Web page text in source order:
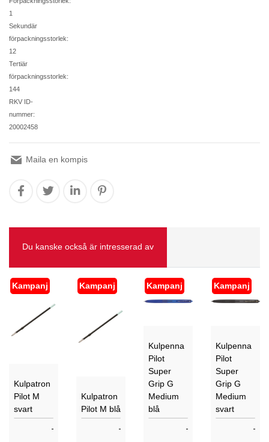
1
Sekundär
förpackningsstorlek:
12
Tertiär
förpackningsstorlek:
144
RKV ID-
nummer:
20002458
Maila en kompis
Du kanske också är intresserad av
Kampanj
Kulpatron
Pilot M
svart
Kampanj
Kulpatron
Pilot M blå
Kampanj
Kulpenna
Pilot
Super
Grip G
Medium
blå
Kampanj
Kulpenna
Pilot
Super
Grip G
Medium
svart